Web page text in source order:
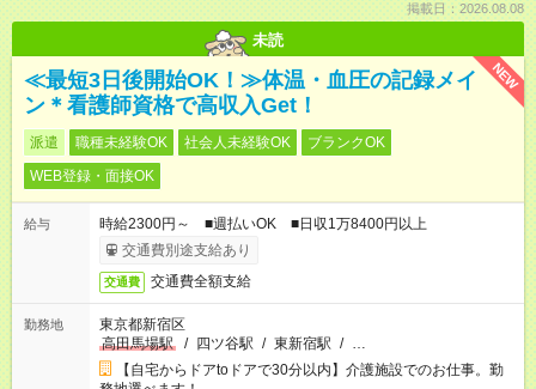
掲載日：2026.08.08
未読
NEW
≪最短3日後開始OK！≫体温・血圧の記録メイ
ン＊看護師資格で高収入Get！
派遣 職種未経験OK 社会人未経験OK
ブランクOK
WEB登録・面接OK
給与
時給2300円～ ■週払いOK ■日収1万8400円以上
交通費別途支給あり
交通費 交通費全額支給
勤務地
東京都新宿区
高田馬場駅
/ 四ツ谷駅 / 東新宿駅 / …
【自宅からドアtoドアで30分以内】介護施設でのお仕事。勤